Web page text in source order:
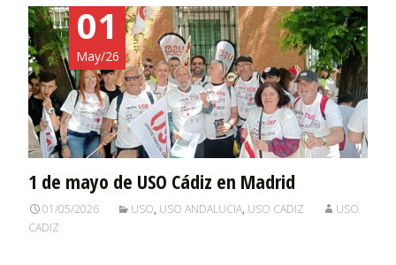
01
May/26
1 de mayo de USO Cádiz en Madrid
01/05/2026 USO, USO ANDALUCIA, USO CADIZ
USO
CADIZ